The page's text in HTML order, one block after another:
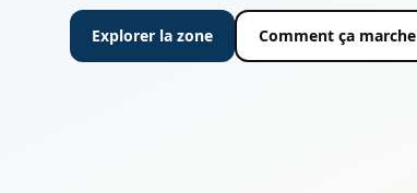
Explorer la zone Comment ça marche